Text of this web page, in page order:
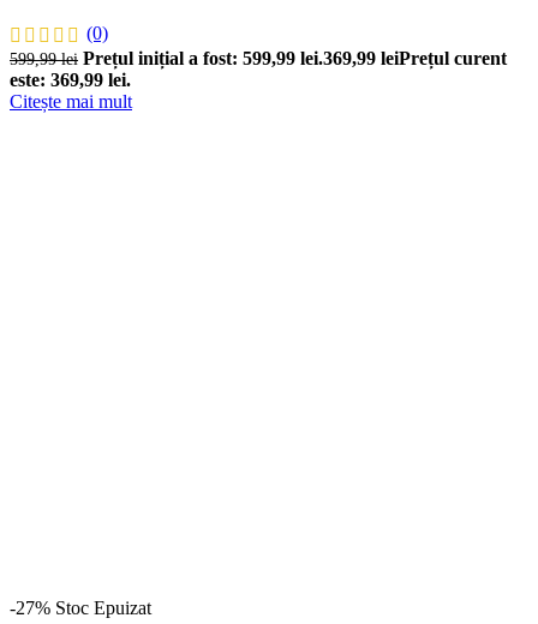
(0)
599,99lei Prețul inițial a fost: 599,99 lei.369,99 leiPrețul curent
este: 369,99 lei.
Citește mai mult
-27% Stoc Epuizat